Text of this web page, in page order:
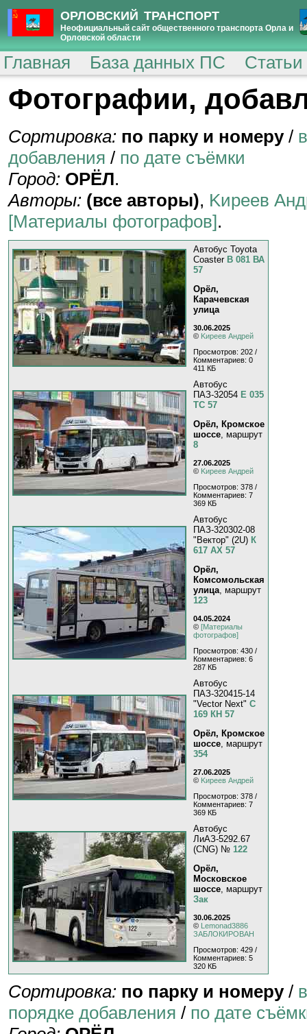
ОРЛОВСКИЙ ТРАНСПОРТ
Неофициальный сайт общественного транспорта Орла и
Орловской области
Главная База данных ПС
Фотографии,
Сортировка: по парку и номеру/
добавления / по дате съёмки
Город: ОРЁЛ.
Авторы: (все авторы), Kиpeeв
[Материалы фотографов].
Автобус Toyota
Coaster В 081 ВА
57
Орёл,
Карачевская
улица
30.06.2025
© Kиpeeв Aндpeй
Просмотров: 202 /
Комментариев: 0
411 КБ
Автобус
ПАЗ-32054 Е 035
ТС 57
Орёл, Кромское
шоссе, маршрут
8
27.06.2025
© Kиpeeв Aндpeй
Просмотров: 378 /
Комментариев: 7
369 КБ
Автобус
ПАЗ-320302-08
"Вектор" (2U) К
617 АХ 57
Орёл,
Комсомольская
улица, маршрут
123
04.05.2024
© [Материалы
фотографов]
Просмотров: 430 /
Комментариев: 6
287 КБ
Автобус
ПАЗ-320415-14
"Vector Next" С
169 КН 57
Орёл, Кромское
шоссе, маршрут
354
27.06.2025
© Kиpeeв Aндpeй
Просмотров: 378 /
Комментариев: 7
369 КБ
Автобус
ЛиАЗ-5292.67
(CNG) № 122
Орёл,
Московское
шоссе, маршрут
Зак
30.06.2025
© Lemonad3886
ЗАБЛОКИРОВАН
Просмотров: 429 /
Комментариев: 5
320 КБ
Сортировка: по парку и номеру/
порядке добавления / по дате